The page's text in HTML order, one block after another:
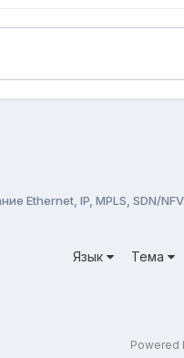
Ethernet, IP, MPLS, SDN/
Язык Тема
Powered